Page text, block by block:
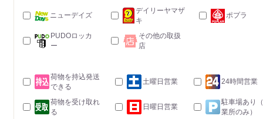
ニューデイズ
デイリーヤマザ
キ
ポプラ
PUDOロッカ
ー
その他の取扱
店
荷物を持込発送
できる
土曜日営業 24時間営業
荷物を受け取れ
る
日曜日営業
駐車場あり
業所のみ）